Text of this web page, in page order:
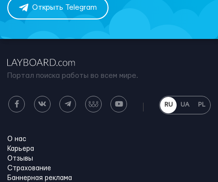
Открыть Telegram
Портал поиска работы во всем мире.
RU UA PL
О нас
Карьера
Отзывы
Страхование
Баннерная реклама